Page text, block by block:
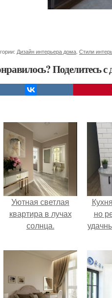
Дизайн интерьера дома, Стили
Поделитесь с
Уютная светлая
квартира в лучах
солнца.
но